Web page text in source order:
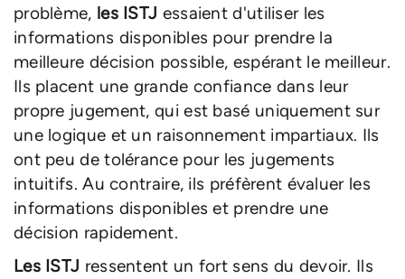
problème, les ISTJ essaient d'utiliser les
informations disponibles pour prendre la
meilleure décision possible, espérant le meilleur.
Ils placent une grande confiance dans leur
propre jugement, qui est basé uniquement sur
une logique et un raisonnement impartiaux. Ils
ont peu de tolérance pour les jugements
intuitifs. Au contraire, ils préfèrent évaluer les
informations disponibles et prendre une
décision rapidement.
Les ISTJ ressentent un fort sens du devoir. Ils